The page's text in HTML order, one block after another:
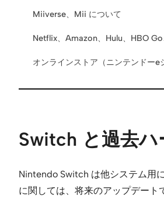
Miiverse、Mii について
Netflix、Amazon、Hulu、HBO
オンラインストア（ニンテンドー
Switch と過去ハ
Nintendo Switch は他システム用
に関しては、将来のアップデート